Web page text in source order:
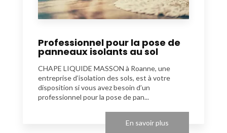
Professionnel pour la pose de
panneaux isolants au sol
CHAPE LIQUIDE MASSON à Roanne, une
entreprise d’isolation des sols, est à votre
disposition si vous avez besoin d’un
professionnel pour la pose de pan...
En savoir plus